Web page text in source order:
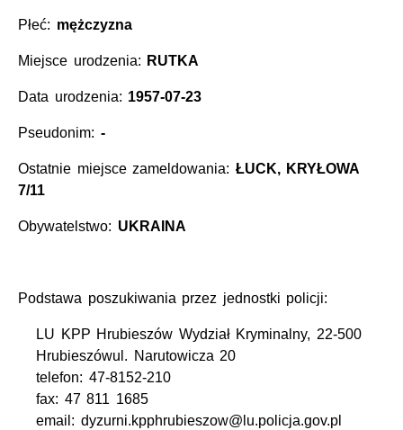
Płeć: mężczyzna
Miejsce urodzenia: RUTKA
Data urodzenia: 1957-07-23
Pseudonim: -
Ostatnie miejsce zameldowania: ŁUCK, KRYŁOWA
7/11
Obywatelstwo: UKRAINA
Podstawa poszukiwania przez jednostki policji:
LU KPP Hrubieszów Wydział Kryminalny, 22-500
Hrubieszówul. Narutowicza 20
telefon: 47-8152-210
fax: 47 811 1685
email: dyzurni.kpphrubieszow@lu.policja.gov.pl